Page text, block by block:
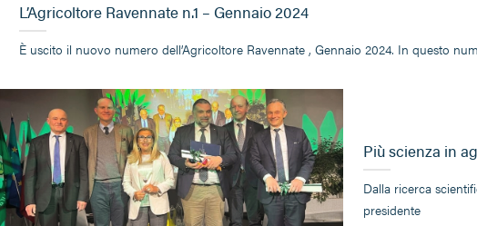
L’Agricoltore Ravennate n.1 – Gennaio 2024
È uscito il nuovo numero dell’Agricoltore Ravennate , Gennaio 2024. In questo
Più scienza in
Dalla ricerca
presidente